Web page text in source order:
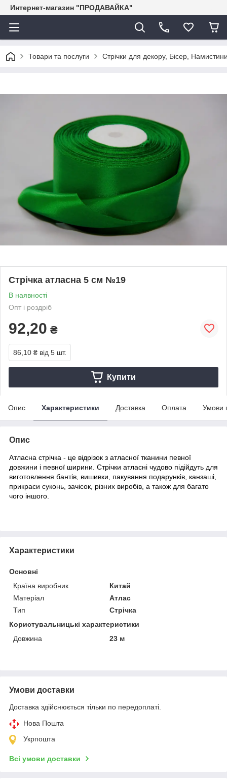
Интернет-магазин "ПРОДАВАЙКА"
Товари та послуги Стрічки для декору, Бісер,
Стрічка атласна 5 см №19
В наявності
Опт і роздріб
92,20 ₴
86,10 ₴ від 5 шт.
Купити
Опис Характеристики Доставка Оплата Умови
Опис
Атласна стрічка - це відрізок з атласної тканини певної
довжини і певної ширини. Стрічки атласні чудово підійдуть для
виготовлення бантів, вишивки, пакування подарунків, канзаші,
прикраси суконь, зачісок, різних виробів, а також для багато
чого іншого.
Характеристики
Основні
Країна виробник
Китай
Матеріал
Атлас
Тип
Стрічка
Користувальницькі характеристики
Довжина
23 м
Умови доставки
Доставка здійснюється тільки по передоплаті.
Нова Пошта
Укрпошта
Всі умови доставки